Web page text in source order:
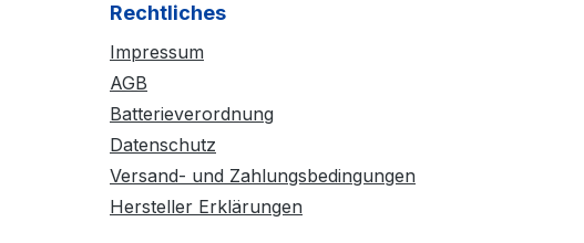
Rechtliches
Impressum
AGB
Batterieverordnung
Datenschutz
Versand- und Zahlungsbedingungen
Hersteller Erklärungen